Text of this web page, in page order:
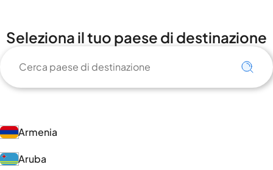
Seleziona il tuo paese di destinazione
Armenia
Aruba